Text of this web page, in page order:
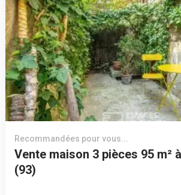
Recommandées pour vous...
Vente maison 3 pièces 95 m²
(93)